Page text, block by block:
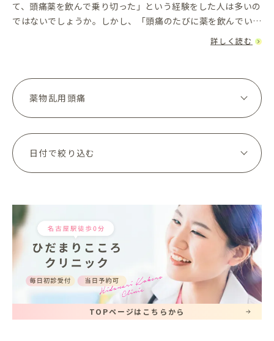
て、頭痛薬を飲んで乗り切った」という経験をした人は多いの
ではないでしょうか。しかし、「頭痛のたびに薬を飲んでいる
けど、効かなくなった」という場合は、「薬物乱用頭痛」かも
詳しく読む
TOPページはこちらから